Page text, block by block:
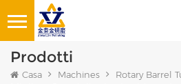
Prodotti
Casa Machines Rotary Barrel